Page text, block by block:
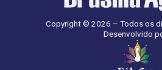
Copyright © 2026 – Todos os
Desenvolvido